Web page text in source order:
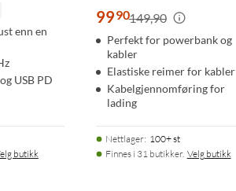
enn en
USB PD
butikk
9990149,90
Perfekt for powerbank og
kabler
Elastiske reimer for kabler
Kabelgjennomføring for
lading
Nettlager: 100+ st
Finnes i 31 butikker. Velg butikk